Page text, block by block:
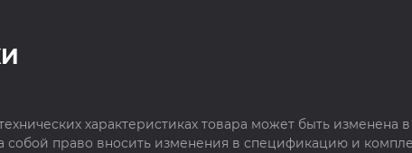
характеристиках товара может быть изменена
собой право вносить изменения в спецификацию и